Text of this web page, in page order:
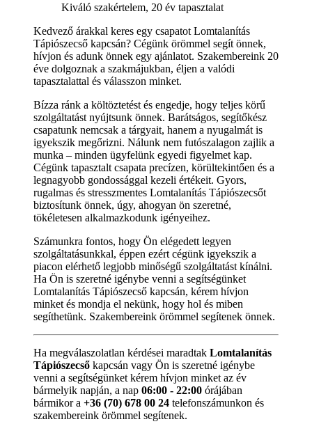
Kiváló szakértelem, 20 év tapasztalat
Kedvező árakkal keres egy csapatot Lomtalanítás
Tápiószecső kapcsán? Cégünk örömmel segít önnek,
hívjon és adunk önnek egy ajánlatot. Szakembereink 20
éve dolgoznak a szakmájukban, éljen a valódi
tapasztalattal és válasszon minket.
Bízza ránk a költöztetést és engedje, hogy teljes körű
szolgáltatást nyújtsunk önnek. Barátságos, segítőkész
csapatunk nemcsak a tárgyait, hanem a nyugalmát is
igyekszik megőrizni. Nálunk nem futószalagon zajlik a
munka – minden ügyfelünk egyedi figyelmet kap.
Cégünk tapasztalt csapata precízen, körültekintően és a
legnagyobb gondossággal kezeli értékeit. Gyors,
rugalmas és stresszmentes Lomtalanítás Tápiószecsőt
biztosítunk önnek, úgy, ahogyan ön szeretné,
tökéletesen alkalmazkodunk igényeihez.
Számunkra fontos, hogy Ön elégedett legyen
szolgáltatásunkkal, éppen ezért cégünk igyekszik a
piacon elérhető legjobb minőségű szolgáltatást kínálni.
Ha Ön is szeretné igénybe venni a segítségünket
Lomtalanítás Tápiószecső kapcsán, kérem hívjon
minket és mondja el nekünk, hogy hol és miben
segíthetünk. Szakembereink örömmel segítenek önnek.
Ha megválaszolatlan kérdései maradtak Lomtalanítás
Tápiószecső kapcsán vagy Ön is szeretné igénybe
venni a segítségünket kérem hívjon minket az év
bármelyik napján, a nap 06:00 - 22:00 órájában
bármikor a +36 (70) 678 00 24 telefonszámunkon és
szakembereink örömmel segítenek.